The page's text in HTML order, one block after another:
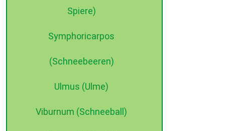
Spiere)
Symphoricarpos
(Schneebeeren)
Ulmus (Ulme)
Viburnum (Schneeball)